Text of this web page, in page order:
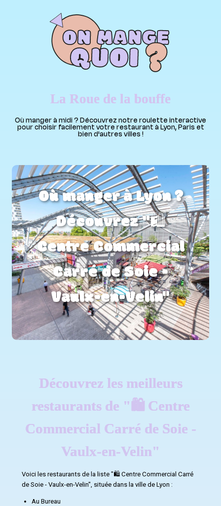
La Roue de la bouffe
Où manger à midi ? Découvrez notre roulette interactive
pour choisir facilement votre restaurant à Lyon, Paris et
bien d'autres villes !
Où manger à Lyon ?
Découvrez "🛍️
Centre Commercial
Carré de Soie -
Vaulx-en-Velin"
Découvrez les meilleurs
restaurants de "🛍️ Centre
Commercial Carré de Soie -
Vaulx-en-Velin"
Voici les restaurants de la liste "🛍️ Centre Commercial Carré
de Soie - Vaulx-en-Velin", située dans la ville de Lyon :
Au Bureau